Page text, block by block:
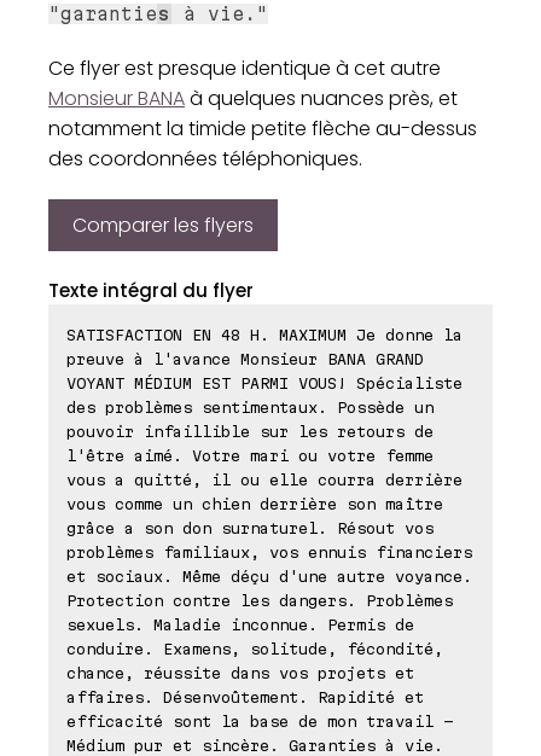
"garanties à vie."
Ce flyer est presque identique à cet autre
Monsieur BANAà quelques nuances près, et
notamment la timide petite flèche au-dessus
des coordonnées téléphoniques.
Comparer les flyers
Texte intégral du flyer
SATISFACTION EN 48 H. MAXIMUM Je donne la
preuve à l'avance Monsieur BANA GRAND
VOYANT MÉDIUM EST PARMI VOUS! Spécialiste
des problèmes sentimentaux. Possède un
pouvoir infaillible sur les retours de
l'être aimé. Votre mari ou votre femme
vous a quitté, il ou elle courra derrière
vous comme un chien derrière son maître
grâce a son don surnaturel. Résout vos
problèmes familiaux, vos ennuis financiers
et sociaux. Même déçu d'une autre voyance.
Protection contre les dangers. Problèmes
sexuels. Maladie inconnue. Permis de
conduire. Examens, solitude, fécondité,
chance, réussite dans vos projets et
affaires. Désenvoûtement. Rapidité et
efficacité sont la base de mon travail -
Médium pur et sincère. Garanties à vie.